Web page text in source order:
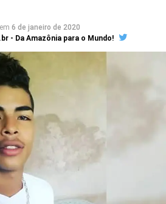
em 6 de janeiro de 2020
- Da Amazônia para o Mundo!